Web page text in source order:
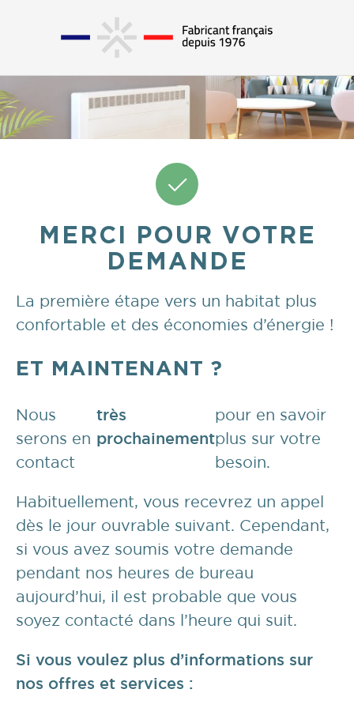
MERCI POUR VOTRE
DEMANDE
La première étape vers un habitat plus
confortable et des économies d’énergie !
ET MAINTENANT ?
Nous
serons en
contact
très
prochainement
pour en savoir
plus sur votre
besoin.
Habituellement, vous recevrez un appel
dès le jour ouvrable suivant. Cependant,
si vous avez soumis votre demande
pendant nos heures de bureau
aujourd’hui, il est probable que vous
soyez contacté dans l’heure qui suit.
Si vous voulez plus d’informations sur
nos offres et services :